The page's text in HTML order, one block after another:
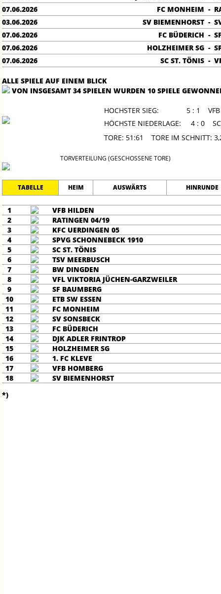
07.06.2026
FC MONHEIM -
03.06.2026
SV BIEMENHORST -
07.06.2026
FC BÜDERICH -
07.06.2026
HOLZHEIMER SG -
07.06.2026
SC ST. TÖNIS -
ALLE SPIELE AUF EINEM BLICK
VON INSGESAMT 34 SPIELEN WURDEN 10 SPIELE
HOCHSTER SIEG: 5 : 1 VFB
HÖCHSTE NIEDERLAGE: 4 : 0 SC
TORE: 51:61 TORE IM
TORVERTEILUNG (GESCHOSSENE TORE)
TABELLE HEIM AUSWÄRTS HINRUNDE
1
VFB HILDEN
2
RATINGEN 04/19
3
KFC UERDINGEN 05
4
SPVG SCHONNEBECK 1910
5
SC ST. TÖNIS
6
TSV MEERBUSCH
7
BW DINGDEN
8
VFL VIKTORIA JÜCHEN-GARZWEILER
9
SF BAUMBERG
10
ETB SW ESSEN
11
FC MONHEIM
12
SV SONSBECK
13
FC BÜDERICH
14
DJK ADLER FRINTROP
15
HOLZHEIMER SG
16
1. FC KLEVE
17
VFB HOMBERG
18
SV BIEMENHORST
*)